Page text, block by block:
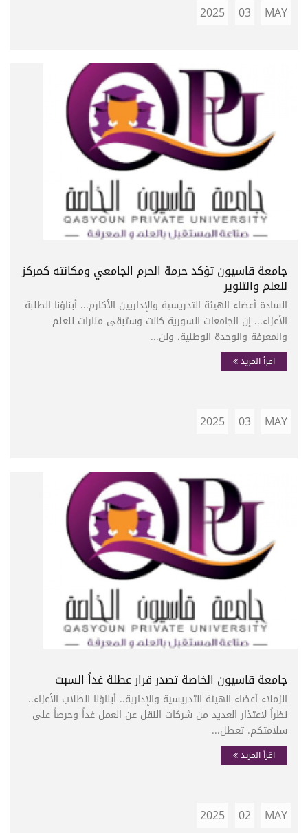
MAY
03
2025
جامعة قاسيون تؤكد حرمة الحرم الجامعي ومكانته كمركز
للعلم والتنوير
السادة أعضاء الهيئة التدريسية والإداريين الأكارم... أبناؤنا الطلبة
الأعزاء... إن الجامعات السورية كانت وستبقى منارات للعلم
والمعرفة والوحدة الوطنية، ولن...
اقرأ المزيد
MAY
03
2025
جامعة قاسيون الخاصة تصدر قرار عطلة غداً السبت
الزملاء أعضاء الهيئة التدريسية والإدارية.. أبناؤنا الطلاب الأعزاء..
نظراً لاعتذار العديد من شركات النقل عن العمل غداً وحرصاً على
سلامتكم. تعطل...
اقرأ المزيد
MAY
02
2025